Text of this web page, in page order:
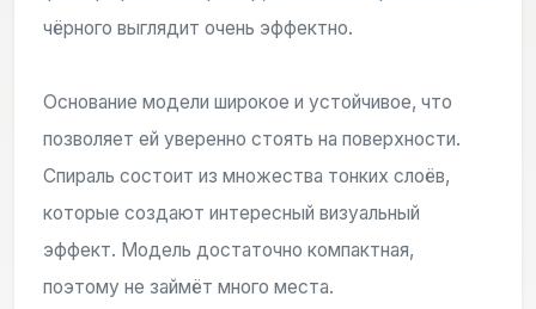
чёрного выглядит очень эффектно.
Основание модели широкое и устойчивое, что
позволяет ей уверенно стоять на поверхности.
Спираль состоит из множества тонких слоёв,
которые создают интересный визуальный
эффект. Модель достаточно компактная,
поэтому не займёт много места.